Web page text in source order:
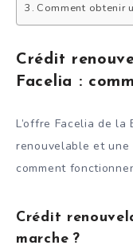
Comment obtenir
Crédit
Facelia :
L’offre Facelia de
renouvelable et une
comment
Crédit
marche ?